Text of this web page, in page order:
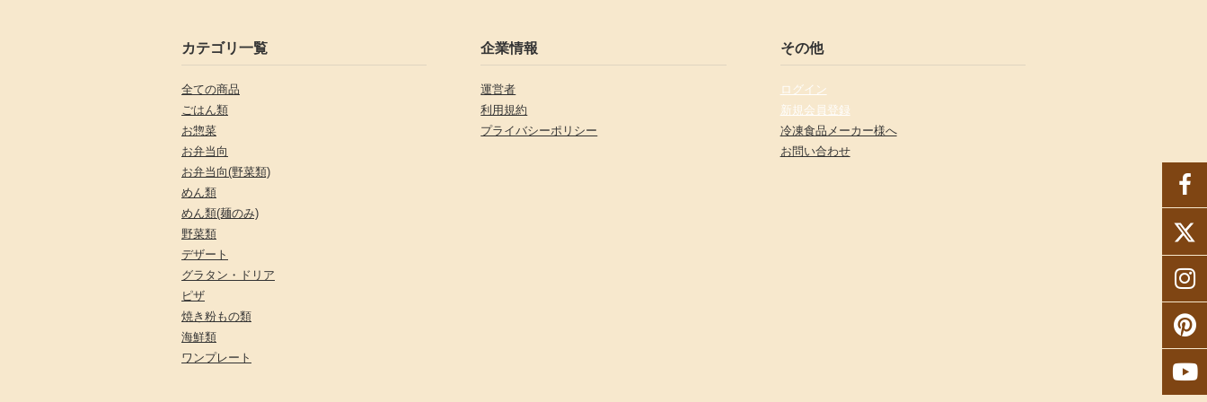
カテゴリ一覧
全ての商品
ごはん類
お惣菜
お弁当向
お弁当向(野菜類)
めん類
めん類(麺のみ)
野菜類
デザート
グラタン・ドリア
ピザ
焼き粉もの類
海鮮類
ワンプレート
企業情報
運営者
利用規約
プライバシーポリシー
その他
ログイン
新規会員登録
冷凍食品メーカー様へ
お問い合わせ